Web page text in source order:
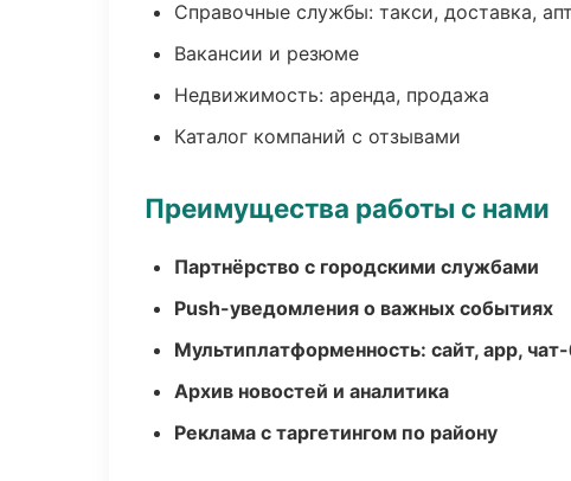
Справочные службы: такси, доставка,
Вакансии и резюме
Недвижимость: аренда, продажа
Каталог компаний с отзывами
Преимущества работы с нами
Партнёрство с городскими службами
Push-уведомления о важных событиях
Мультиплатформенность: сайт, app,
Архив новостей и аналитика
Реклама с таргетингом по району